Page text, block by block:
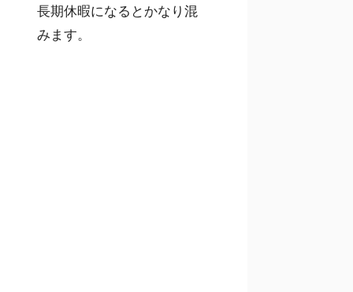
長期休暇になるとかなり混
みます。